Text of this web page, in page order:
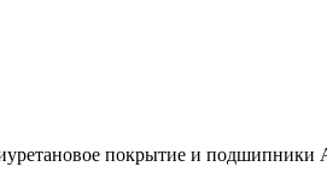
покрытие и подшипники